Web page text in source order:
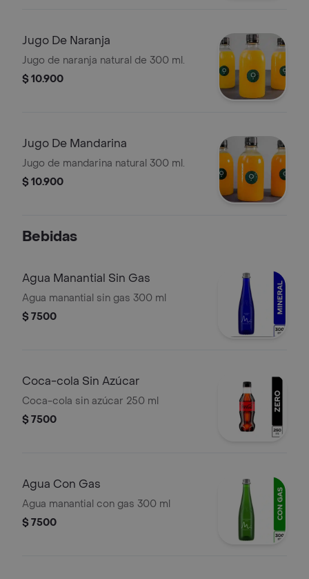
Jugo De Naranja
Jugo de naranja natural de 300 ml.
$ 10.900
Jugo De Mandarina
Jugo de mandarina natural 300 ml.
$ 10.900
Bebidas
Agua Manantial Sin Gas
Agua manantial sin gas 300 ml
$ 7500
Coca-cola Sin Azúcar
Coca-cola sin azúcar 250 ml
$ 7500
Agua Con Gas
Agua manantial con gas 300 ml
$ 7500